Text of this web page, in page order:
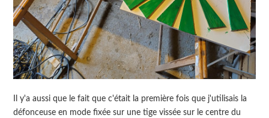
Il y'a aussi que le fait que c'était la première fois que j'utilisais la
défonceuse en mode fixée sur une tige vissée sur le centre du